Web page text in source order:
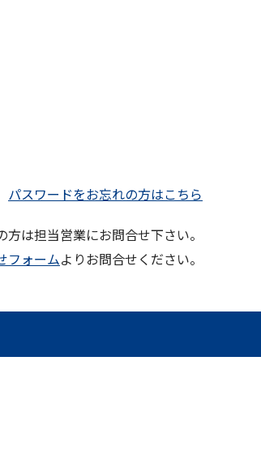
パスワードをお忘れの方はこちら
は担当営業にお問合せ下さい。
フォームよりお問合せください。